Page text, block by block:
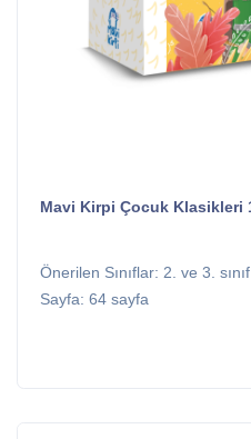
Mavi Kirpi Çocuk Klasikleri
Önerilen Sınıflar: 2. ve 3.
Sayfa: 64 sayfa